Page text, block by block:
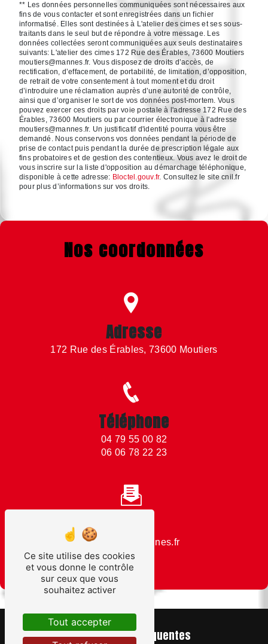
** Les données personnelles communiquées sont nécessaires aux
fins de vous contacter et sont enregistrées dans un fichier
informatisé. Elles sont destinées à L'atelier des cimes et ses sous-
traitants dans le seul but de répondre à votre message. Les
données collectées seront communiquées aux seuls destinataires
suivants: L'atelier des cimes 172 Rue des Érables, 73600 Moutiers
moutiers@mannes.fr. Vous disposez de droits d’accès, de
rectification, d’effacement, de portabilité, de limitation, d’opposition,
de retrait de votre consentement à tout moment et du droit
d’introduire une réclamation auprès d’une autorité de contrôle,
ainsi que d’organiser le sort de vos données post-mortem. Vous
pouvez exercer ces droits par voie postale à l'adresse 172 Rue des
Érables, 73600 Moutiers ou par courrier électronique à l'adresse
moutiers@mannes.fr. Un justificatif d'identité pourra vous être
demandé. Nous conservons vos données pendant la période de
prise de contact puis pendant la durée de prescription légale aux
fins probatoires et de gestion des contentieux. Vous avez le droit de
vous inscrire sur la liste d'opposition au démarchage téléphonique,
disponible à cette adresse: Bloctel.gouv.fr. Consultez le site cnil.fr
pour plus d’informations sur vos droits.
Nos coordonnées
Adresse
172 Rue des Érables, 73600 Moutiers
Téléphone
04 79 55 00 82
06 06 78 22 23
moutiers@mannes.fr
Recherches fréquentes
Ce site utilise des cookies
et vous donne le contrôle
sur ceux que vous
souhaitez activer
Tout accepter